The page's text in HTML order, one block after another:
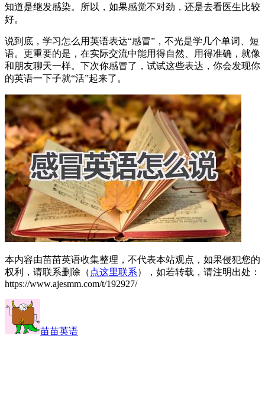
知道是继发感染。所以，如果感觉不对劲，还是去看医生比较
好。
说到底，学习怎么用英语表达“感冒”，不光是学几个单词、短
语。更重要的是，在实际交流中能用得自然、用得准确，就像
和朋友聊天一样。下次你感冒了，试试这些表达，你会发现你
的英语一下子就“活”起来了。
本内容由苗苗英语收集整理，不代表本站观点，如果侵犯您的
权利，请联系删除（ 点这里联系），如若转载，请注明出处：
https://www.ajesmm.com/t/192927/
苗苗英语